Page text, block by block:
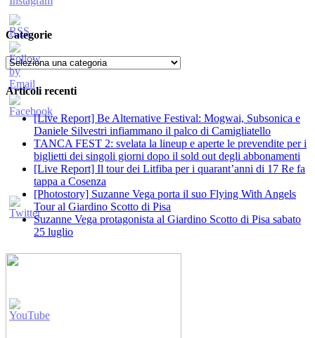
Categorie
Categorie
Articoli recenti
[Live Report] Be Alternative Festival: Mogwai, Subsonica e
Daniele Silvestri infiammano il palco di Camigliatello
TANCA FEST 2: svelata la lineup e aperte le prevendite per i
biglietti dei singoli giorni dopo il sold out degli abbonamenti
[Live Report] Il tour dei Litfiba per i quarant’anni di 17 Re fa
tappa a Cosenza
[Photostory] Suzanne Vega porta il suo Flying With Angels
Tour al Giardino Scotto di Pisa
Suzanne Vega protagonista al Giardino Scotto di Pisa sabato
25 luglio